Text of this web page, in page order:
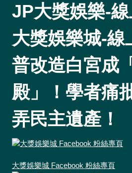
JP大獎娛樂-
大獎娛樂城-線
普改造白宮成
殿」！學者痛
弄民主遺產！
大獎娛樂城 Facebook 粉絲專頁